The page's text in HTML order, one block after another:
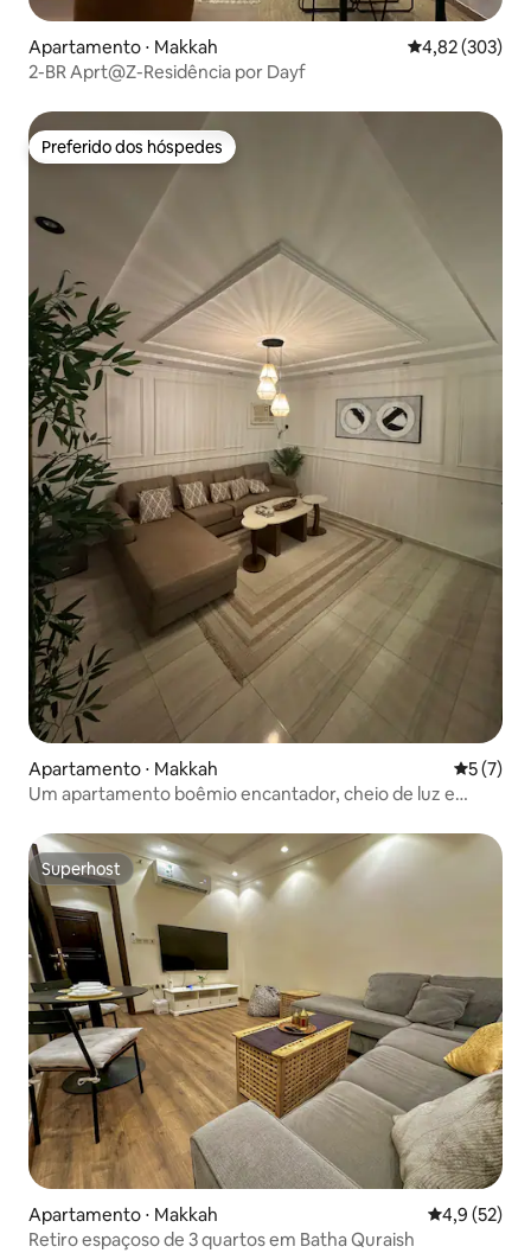
Apartamento ⋅ Makkah 4,82 de uma
4,82 (303)
2-BR Aprt@Z-Residência por Dayf
Preferido dos hóspedes
Preferido dos hóspedes
Apartamento ⋅ Makkah 5 de
5 (7)
Um apartamento boêmio encantador, cheio de luz e
Superhost
Superhost
Apartamento ⋅ Makkah 4,9 de uma
4,9 (52)
Retiro espaçoso de 3 quartos em Batha Quraish